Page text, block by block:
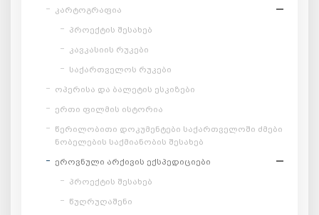
კარტოგრაფია
პროექტის შესახებ
კავკასიის რუკები
საქართველოს რუკები
ოპერისა და ბალეტის ესკიზები
ერთი ფილმის ისტორია
წერილობითი დოკუმენტები საქართველოში ძმები
ნობელების საქმიანობის შესახებ
ეროვნული არქივის ექსპედიციები
პროექტის შესახებ
წუღრუღაშენი